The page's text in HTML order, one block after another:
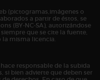
(pictogramas,imágenes o
a partir de éstos, se
(BY-NC-SA), autorizándose
que se cite la fuente,
la misma licencia.
responsable de la subida
si bien advierte que deben ser